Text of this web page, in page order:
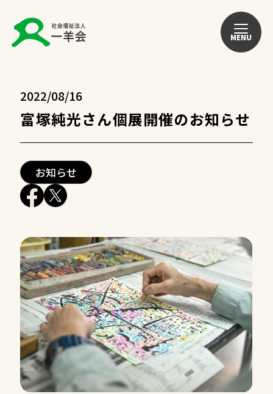
MENU
2022/08/16
富塚純光さん個展開催のお知らせ
お知らせ